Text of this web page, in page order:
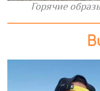
Горячие